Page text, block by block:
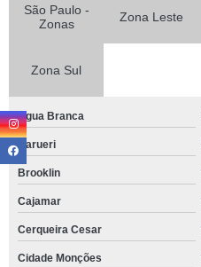
São Paulo -
Zonas
Zona Leste
Zona Sul
Agua Branca
Barueri
Brooklin
Cajamar
Cerqueira Cesar
Cidade Monções